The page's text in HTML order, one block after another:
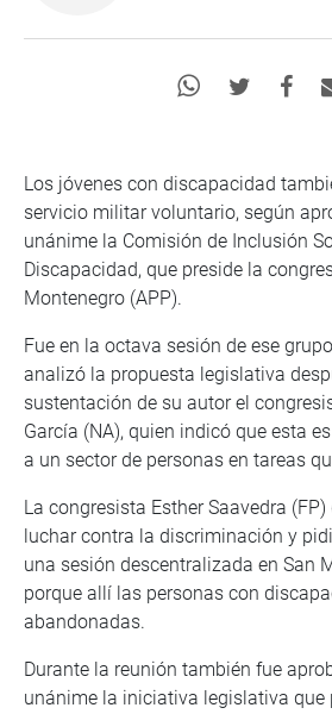
Los jóvenes con discapacidad
servicio militar voluntario, según
unánime la Comisión de Inclusión
Discapacidad, que preside la
Montenegro (APP).
Fue en la octava sesión de ese
analizó la propuesta legislativa
sustentación de su autor el
García (NA), quien indicó que esta
a un sector de personas en tareas
La congresista Esther Saavedra
luchar contra la discriminación y
una sesión descentralizada en San
porque allí las personas con
abandonadas.
Durante la reunión también fue
unánime la iniciativa legislativa que